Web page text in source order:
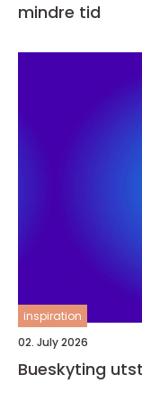
mindre tid
inspiration
02. July 2026
Bueskyting